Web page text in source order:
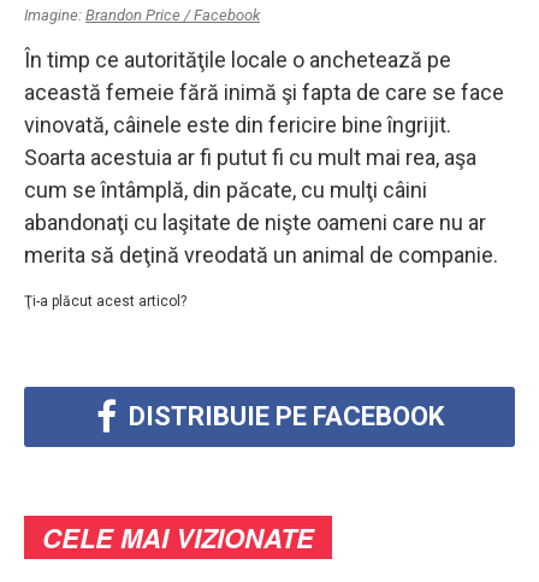
Imagine: Brandon Price / Facebook
În timp ce autorităţile locale o anchetează pe
această femeie fără inimă şi fapta de care se face
vinovată, câinele este din fericire bine îngrijit.
Soarta acestuia ar fi putut fi cu mult mai rea, aşa
cum se întâmplă, din păcate, cu mulţi câini
abandonaţi cu laşitate de nişte oameni care nu ar
merita să deţină vreodată un animal de companie.
Ţi-a plăcut acest articol?
DISTRIBUIE PE FACEBOOK
CELE MAI VIZIONATE